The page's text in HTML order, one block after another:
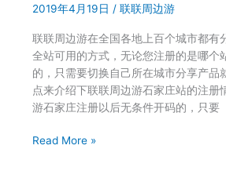
有
邀
请
二
维
牡
节
穿
汉
服
入
免
2019年4月19日 / 联联周边游
联联周边游在全国各地上百个城市都有
全站可用的方式，无论您注册的是哪个
的，只需要切换自己所在城市分享产品
点来介绍下联联周边游石家庄站的注册
游石家庄注册以后无条件开码的，只要
联
Read More »